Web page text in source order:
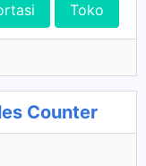
Toko
Counter